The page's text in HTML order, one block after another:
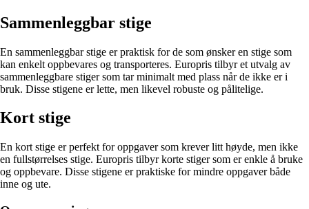
Sammenleggbar stige
En sammenleggbar stige er praktisk for de som ønsker en stige som
kan enkelt oppbevares og transporteres. Europris tilbyr et utvalg av
sammenleggbare stiger som tar minimalt med plass når de ikke er i
bruk. Disse stigene er lette, men likevel robuste og pålitelige.
Kort stige
En kort stige er perfekt for oppgaver som krever litt høyde, men ikke
en fullstørrelses stige. Europris tilbyr korte stiger som er enkle å bruke
og oppbevare. Disse stigene er praktiske for mindre oppgaver både
inne og ute.